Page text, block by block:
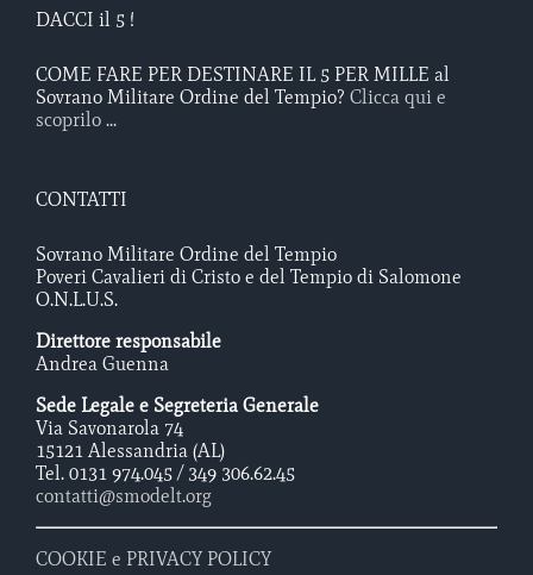
DACCI il 5 !
COME FARE PER DESTINARE IL 5 PER MILLE al
Sovrano Militare Ordine del Tempio? Clicca qui e
scoprilo ...
CONTATTI
Sovrano Militare Ordine del Tempio
Poveri Cavalieri di Cristo e del Tempio di Salomone
O.N.L.U.S.
Direttore responsabile
Andrea Guenna
Sede Legale e Segreteria Generale
Via Savonarola 74
15121 Alessandria (AL)
Tel. 0131 974.045 / 349 306.62.45
contatti@smodelt.org
COOKIE e PRIVACY POLICY